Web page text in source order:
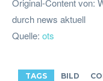
Original-Content von:
durch news aktuell
Quelle: ots
TAGS BILD